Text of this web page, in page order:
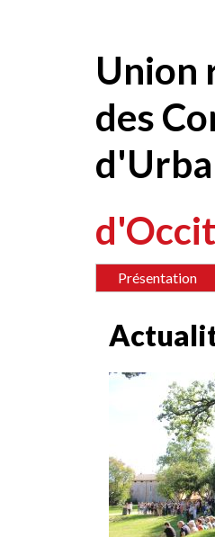
Contenu
Union
des
Présentation
<